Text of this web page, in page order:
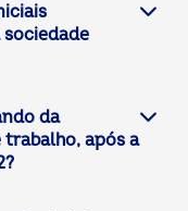
da
após a